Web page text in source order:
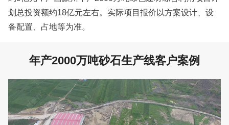
划总投资额约18亿元左右。实际项目报价以方案设计、设
备配置、占地等为准。
年产2000万吨砂石生产线客户案例